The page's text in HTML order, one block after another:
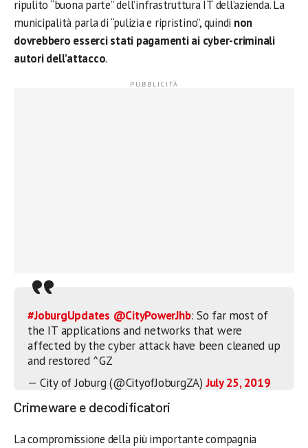
ripulito “buona parte” dell’infrastruttura IT dell’azienda. La
municipalità parla di “pulizia e ripristino”, quindi non
dovrebbero esserci stati pagamenti ai cyber-criminali
autori dell’attacco.
#JoburgUpdates @CityPowerJhb: So far most of
the IT applications and networks that were
affected by the cyber attack have been cleaned up
and restored ^GZ
— City of Joburg (@CityofJoburgZA)July 25, 2019
Crimeware e decodificatori
La compromissione della più importante compagnia